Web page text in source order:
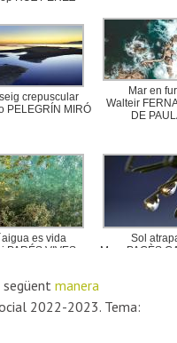
següent manera
2022-2023. Tema: